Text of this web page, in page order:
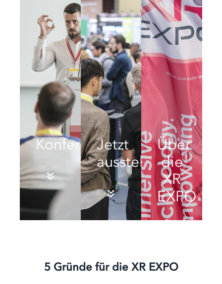
KonferenzJetzt
ausstellen
Über
die
XR
EXPO
5 Gründe für die XR EXPO